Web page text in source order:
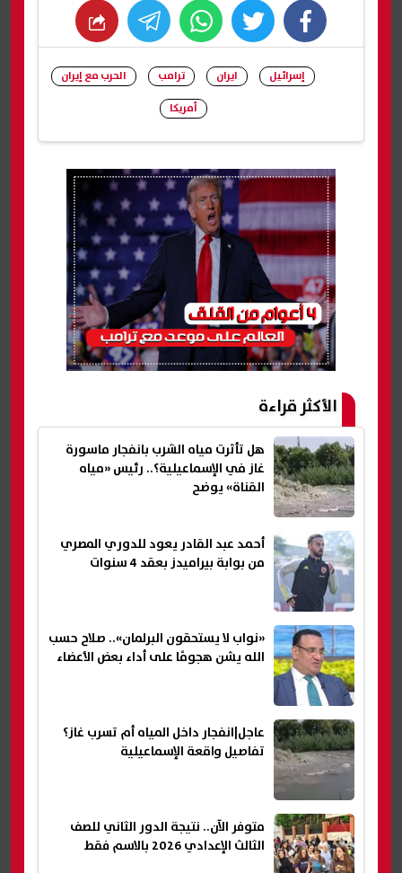
facebook
twitter
whats
إسرائيل ايران ترامب
الحرب مع إيران
أمريكا
الأكثر قراءة
هل تأثرت مياه الشرب بانفجار ماسورة
غاز في الإسماعيلية؟.. رئيس «مياه
القناة» يوضح
أحمد عبد القادر يعود للدوري المصري
من بوابة بيراميدز بعقد 4 سنوات
«نواب لا يستحقون البرلمان».. صلاح حسب
الله يشن هجومًا على أداء بعض الأعضاء
عاجل|انفجار داخل المياه أم تسرب غاز؟
تفاصيل واقعة الإسماعيلية
متوفر الآن.. نتيجة الدور الثاني للصف
الثالث الإعدادي 2026 بالاسم فقط